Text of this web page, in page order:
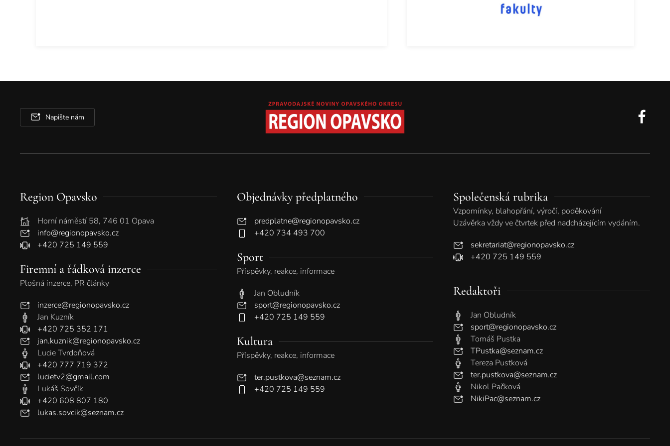
Napište nám
Region Opavsko
Horní náměstí 58, 746 01 Opava
info@regionopavsko.cz
+420 725 149 559
Firemní a řádková inzerce
Plošná inzerce, PR články
inzerce@regionopavsko.cz
Jan Kuzník
+420 725 352 171
jan.kuznik@regionopavsko.cz
Lucie Tvrdoňová
+420 777 719 372
lucietv2@gmail.com
Lukáš Sovčík
+420 608 807 180
lukas.sovcik@seznam.cz
Objednávky předplatného
predplatne@regionopavsko.cz
+420 734 493 700
Sport
Příspěvky, reakce, informace
Jan Obludník
sport@regionopavsko.cz
+420 725 149 559
Kultura
Příspěvky, reakce, informace
ter.pustkova@seznam.cz
+420 725 149 559
Společenská rubrika
Vzpomínky, blahopřání, výročí, poděkování
Uzávěrka vždy ve čtvrtek před nadcházejícím vydáním.
sekretariat@regionopavsko.cz
+420 725 149 559
Redaktoři
Jan Obludník
sport@regionopavsko.cz
Tomáš Pustka
TPustka@seznam.cz
Tereza Pustková
ter.pustkova@seznam.cz
Nikol Pačková
NikiPac@seznam.cz